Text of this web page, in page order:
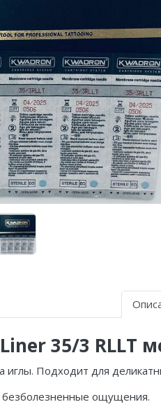
Liner 35/3
иглы. Подходит для
безболезненные ощущения.